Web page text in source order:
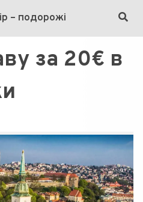
– подорожі
за 20€ в